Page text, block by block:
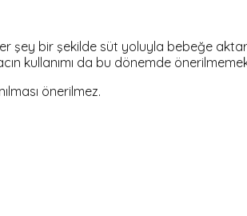
bir şekilde süt yoluyla bebeğe
kullanımı da bu dönemde
önerilmez.